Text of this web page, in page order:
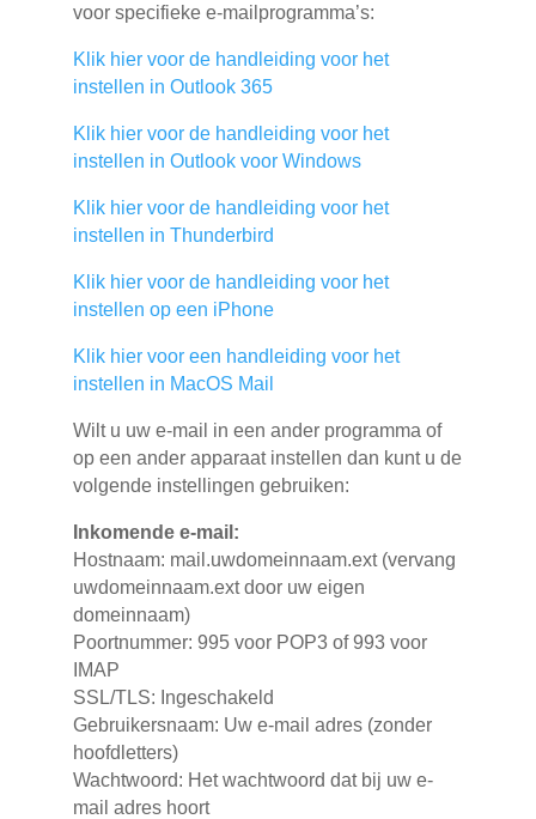
voor specifieke e-mailprogramma’s:
Klik hier voor de handleiding voor het
instellen in Outlook 365
Klik hier voor de handleiding voor het
instellen in Outlook voor Windows
Klik hier voor de handleiding voor het
instellen in Thunderbird
Klik hier voor de handleiding voor het
instellen op een iPhone
Klik hier voor een handleiding voor het
instellen in MacOS Mail
Wilt u uw e-mail in een ander programma of
op een ander apparaat instellen dan kunt u de
volgende instellingen gebruiken:
Inkomende e-mail:
Hostnaam: mail.uwdomeinnaam.ext (vervang
uwdomeinnaam.ext door uw eigen
domeinnaam)
Poortnummer: 995 voor POP3 of 993 voor
IMAP
SSL/TLS: Ingeschakeld
Gebruikersnaam: Uw e-mail adres (zonder
hoofdletters)
Wachtwoord: Het wachtwoord dat bij uw e-
mail adres hoort